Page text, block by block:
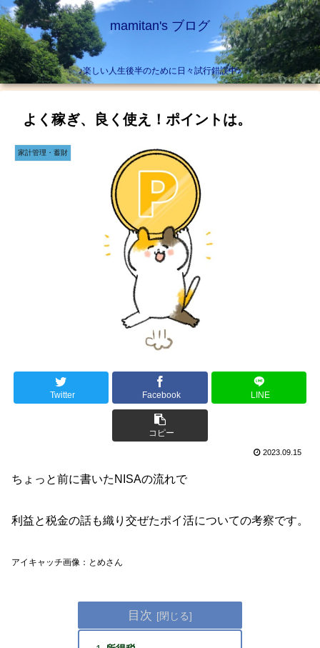
mamitan's ブログ
♪楽しい人生後半のために日々試行錯誤中♪
よく稼ぎ、良く使え！ポイントは。
家計管理・蓄財
Twitter Facebook LINE
コピー
2023.09.15
ちょっと前に書いたNISAの流れで
利益と税金の話も織り交ぜたポイ活についての考察です。
アイキャッチ画像：とめさん
目次